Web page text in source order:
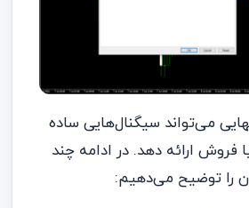
می‌تواند سیگنال‌هایی ساده
فروش ارائه دهد. در ادامه چند
را توضیح می‌دهیم: